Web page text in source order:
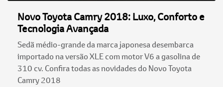
Novo Toyota Camry 2018: Luxo, Conforto e
Tecnologia Avançada
Sedã médio-grande da marca japonesa desembarca
importado na versão XLE com motor V6 a gasolina de
310 cv. Confira todas as novidades do Novo Toyota
Camry 2018